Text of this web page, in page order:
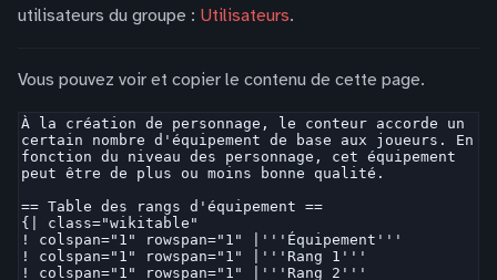
utilisateurs du groupe : Utilisateurs.
Vous pouvez voir et copier le contenu de cette page.